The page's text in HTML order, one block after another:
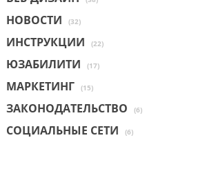
НОВОСТИ (32)
ИНСТРУКЦИИ (22)
ЮЗАБИЛИТИ (17)
МАРКЕТИНГ (15)
ЗАКОНОДАТЕЛЬСТВО (6)
СОЦИАЛЬНЫЕ СЕТИ (6)